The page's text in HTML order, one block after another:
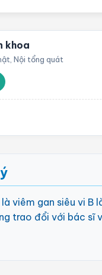
khoa
Nội tổng quát
viêm gan siêu vi
trao đổi với bác sĩ